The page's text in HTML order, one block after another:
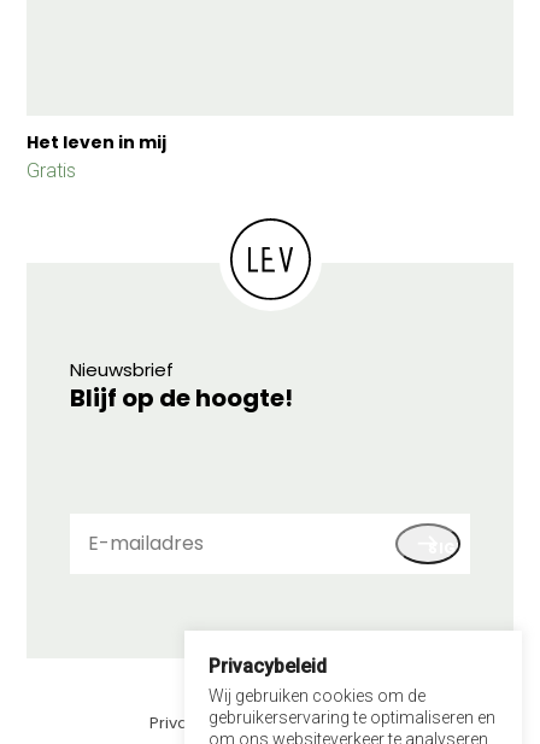
Het leven in mij
Gratis
Nieuwsbrief
Blijf op de hoogte!
SIGN UP
© 2026 LEV
Privacybeleid
Privacybeleid
Wij gebruiken cookies om de
gebruikerservaring te optimaliseren en
om ons websiteverkeer te analyseren.